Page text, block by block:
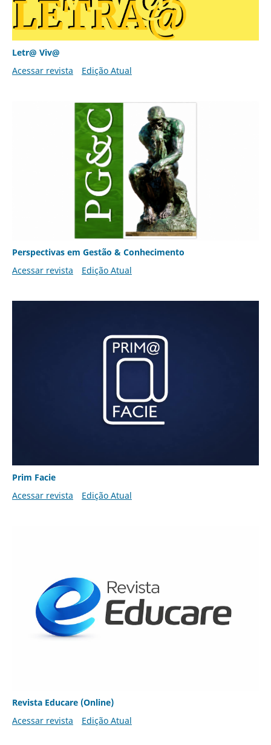
Letr@ Viv@
Acessar revista
Edição Atual
Perspectivas em Gestão & Conhecimento
Acessar revista
Edição Atual
Prim Facie
Acessar revista
Edição Atual
Revista Educare (Online)
Acessar revista
Edição Atual